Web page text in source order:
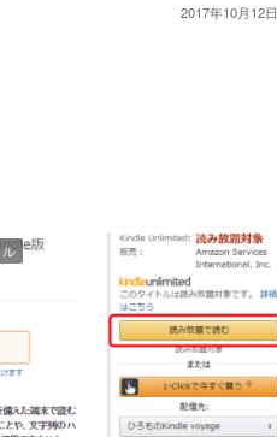
2017年10月12日